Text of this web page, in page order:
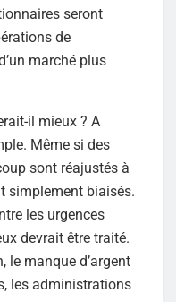
seront
de
marché plus
il mieux ? A
Même si des
sont réajustés à
simplement biaisés.
les urgences
devrait être traité.
le manque d’argent
les administrations